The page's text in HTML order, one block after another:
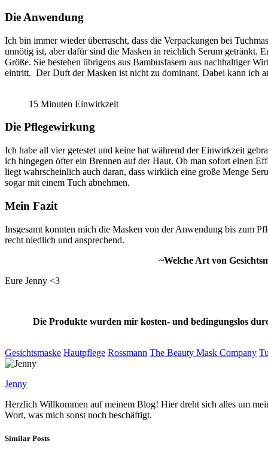
Die Anwendung
Ich bin immer wieder überrascht, dass die Verpackungen bei
unnötig ist, aber dafür sind die Masken in reichlich Serum getränkt.
Größe. Sie bestehen übrigens aus Bambusfasern aus nachhaltiger
eintritt. Der Duft der Masken ist nicht zu dominant. Dabei kann ich
15 Minuten Einwirkzeit
Die Pflegewirkung
Ich habe all vier getestet und keine hat während der Einwirkzeit
ich hingegen öfter ein Brennen auf der Haut. Ob man sofort einen
liegt wahrscheinlich auch daran, dass wirklich eine große Menge
sogar mit einem Tuch abnehmen.
Mein Fazit
Insgesamt konnten mich die Masken von der Anwendung bis zum
recht niedlich und ansprechend.
~Welche Art von
Eure Jenny <3
Die Produkte wurden mir kosten- und bedingungslos
Gesichtsmaske Hautpflege Rossmann The Beauty Mask Company
Jenny
Herzlich Willkommen auf meinem Blog! Hier dreht sich alles um
Wort, was mich sonst noch beschäftigt.
Similar Posts